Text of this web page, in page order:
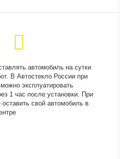
автомобиль на сутки
В Автостекло России при
эксплуатировать
1 час после установки. При
свой автомобиль в